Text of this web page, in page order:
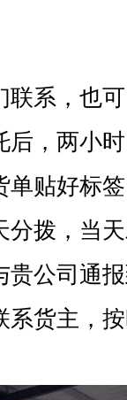
系，也
，两小
贴好标签
拨，当
公司通
货主，